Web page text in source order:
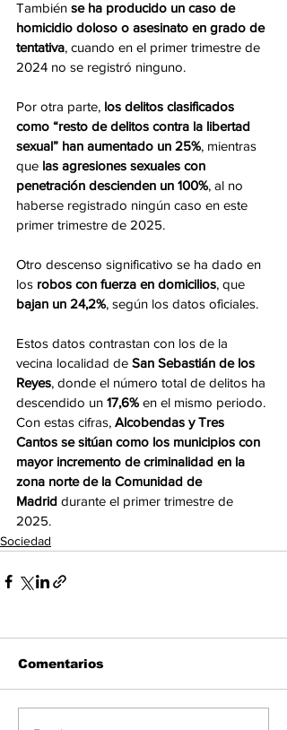
También se ha producido un caso de
homicidio doloso o asesinato en grado de
tentativa, cuando en el primer trimestre de
2024 no se registró ninguno.
Por otra parte, los delitos clasificados
como “resto de delitos contra la libertad
sexual” han aumentado un 25%, mientras
que las agresiones sexuales con
penetración descienden un 100%, al no
haberse registrado ningún caso en este
primer trimestre de 2025.
Otro descenso significativo se ha dado en
los robos con fuerza en domicilios, que
bajan un 24,2%, según los datos oficiales.
Estos datos contrastan con los de la
vecina localidad de San Sebastián de los
Reyes, donde el número total de delitos ha
descendido un 17,6% en el mismo periodo.
Con estas cifras, Alcobendas y Tres
Cantos se sitúan como los municipios con
mayor incremento de criminalidad en la
zona norte de la Comunidad de
Madrid durante el primer trimestre de
2025.
Sociedad
Comentarios